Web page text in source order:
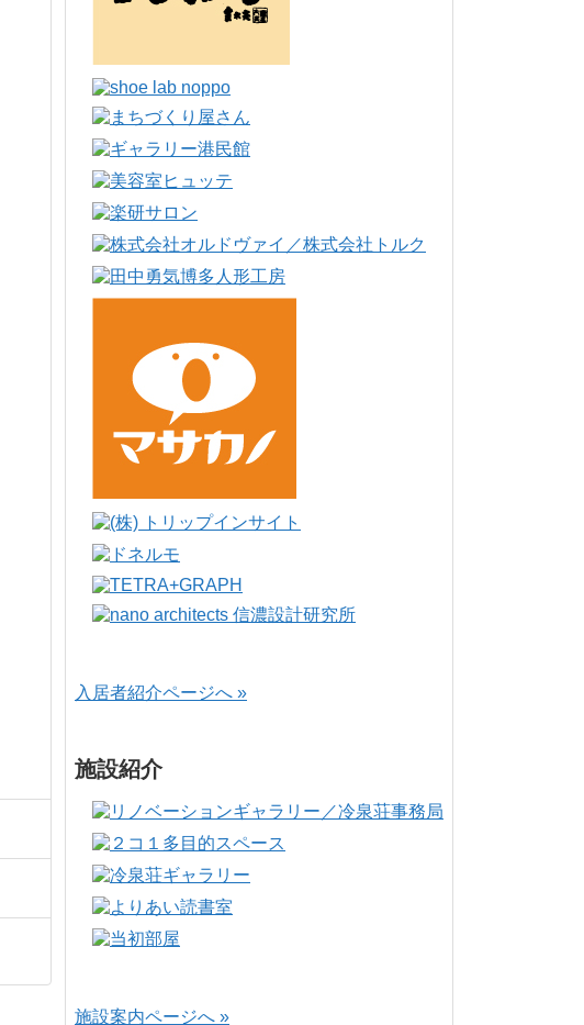
入居者紹介ページへ »
施設紹介
施設案内ページへ »